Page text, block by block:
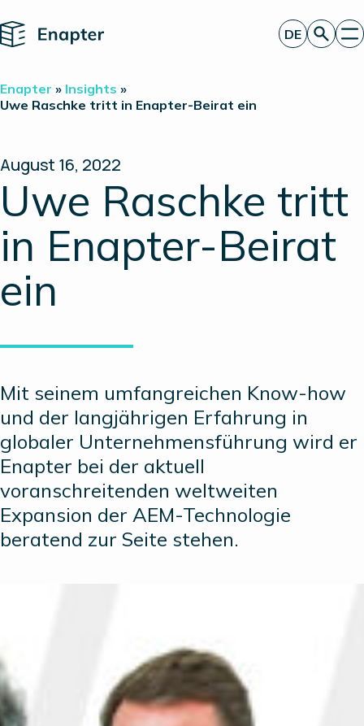
Home
Technologie
Partner
Über uns
Insights
Investor Relations
DE
Enapter » Insights »
Uwe Raschke tritt in Enapter-Beirat ein
August 16, 2022
Uwe Raschke tritt
in Enapter-Beirat
ein
Mit seinem umfangreichen Know-how
und der langjährigen Erfahrung in
globaler Unternehmensführung wird er
Enapter bei der aktuell
voranschreitenden weltweiten
Expansion der AEM-Technologie
beratend zur Seite stehen.